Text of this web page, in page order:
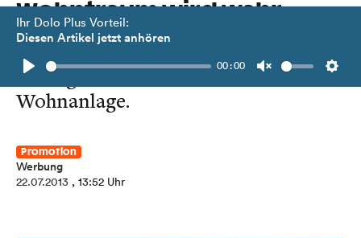
Ihr Dolo Plus Vorteil:
Diesen Artikel jetzt anhören
Play
00:00
Unmute
Wohntraum wird wahr
Am Ruefenfeldweg entsteht eine
außergewöhnliche Premium-
Wohnanlage.
Promotion
Werbung
22.07.2013 , 13:52 Uhr